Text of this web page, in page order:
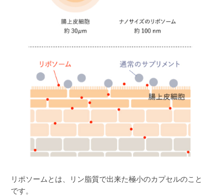
2025/12/21
これを飲み始めてから、肌の色が白くなり、ツ
ヤも出ました。リピ確定です！
投稿日
2025/12/11
リポソームとは、リン脂質で出来た極小のカプセルのこと
です。